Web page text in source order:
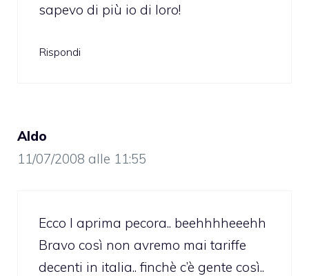
sapevo di più io di loro!
Rispondi
Aldo
11/07/2008 alle 11:55
Ecco l aprima pecora.. beehhhheeehh
Bravo così non avremo mai tariffe
decenti in italia.. finchè c’è gente così..